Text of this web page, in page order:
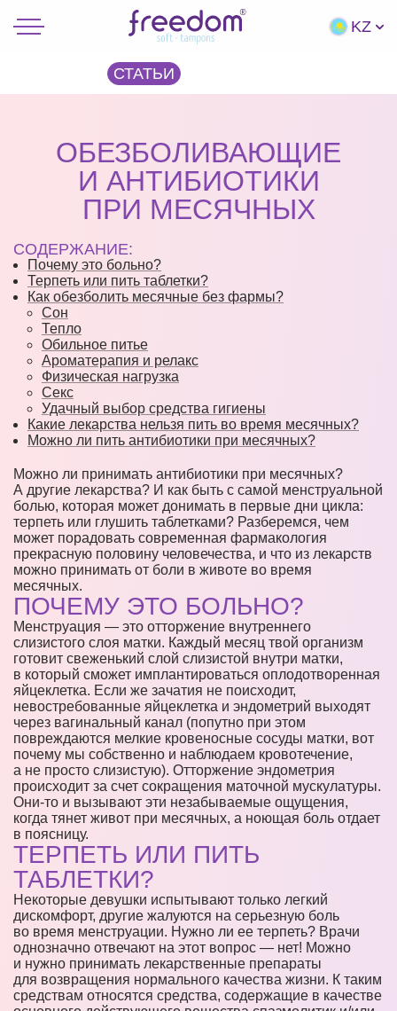
KZ
СТАТЬИ
ОБЕЗБОЛИВАЮЩИЕ
И АНТИБИОТИКИ
ПРИ МЕСЯЧНЫХ
СОДЕРЖАНИЕ:
Почему это больно?
Терпеть или пить таблетки?
Как обезболить месячные без фармы?
Сон
Тепло
Обильное питье
Ароматерапия и релакс
Физическая нагрузка
Секс
Удачный выбор средства гигиены
Какие лекарства нельзя пить во время месячных?
Можно ли пить антибиотики при месячных?
Можно ли принимать антибиотики при месячных?
А другие лекарства? И как быть с самой менструальной
болью, которая может донимать в первые дни цикла:
терпеть или глушить таблетками? Разберемся, чем
может порадовать современная фармакология
прекрасную половину человечества, и что из лекарств
можно принимать от боли в животе во время
месячных.
ПОЧЕМУ ЭТО БОЛЬНО?
Менструация — это отторжение внутреннего
слизистого слоя матки. Каждый месяц твой организм
готовит свеженький слой слизистой внутри матки,
в который сможет имплантироваться оплодотворенная
яйцеклетка. Если же зачатия не поисходит,
невостребованные яйцеклетка и эндометрий выходят
через вагинальный канал (попутно при этом
повреждаются мелкие кровеносные сосуды матки, вот
почему мы собственно и наблюдаем кровотечение,
а не просто слизистую). Отторжение эндометрия
происходит за счет сокращения маточной мускулатуры.
Они-то и вызывают эти незабываемые ощущения,
когда тянет живот при месячных, а ноющая боль отдает
в поясницу.
ТЕРПЕТЬ ИЛИ ПИТЬ
ТАБЛЕТКИ?
Некоторые девушки испытывают только легкий
дискомфорт, другие жалуются на серьезную боль
во время менструации. Нужно ли ее терпеть? Врачи
однозначно отвечают на этот вопрос — нет! Можно
и нужно принимать лекарственные препараты
для возвращения нормального качества жизни. К таким
средствам относятся средства, содержащие в качестве